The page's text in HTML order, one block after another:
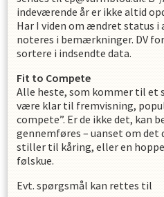
indeværende år er ikke altid
Har I viden om ændret status i
noteres i bemærkninger. DV
sortere i indsendte data.
Fit to Compete
Alle heste, som kommer til et
være klar til fremvisning,
compete”. Er de ikke det, kan
gennemføres – uanset om det
stiller til kåring, eller en
følskue.
Evt. spørgsmål kan rettes til